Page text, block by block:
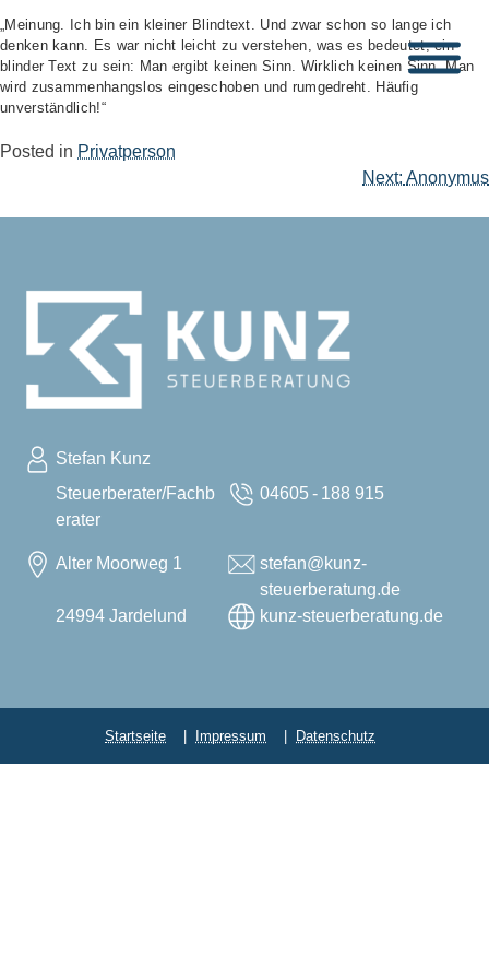
Skip
to
content
„Meinung. Ich bin ein kleiner Blindtext. Und zwar schon so lange ich
denken kann. Es war nicht leicht zu verstehen, was es bedeutet, ein
blinder Text zu sein: Man ergibt keinen Sinn. Wirklich keinen Sinn. Man
wird zusammenhangslos eingeschoben und rumgedreht. Häufig
unverständlich!“
Posted in Privatperson
Next: Anonymus
Stefan Kunz
Steuerberater/Fachb
erater
04605 - 188 915
Alter Moorweg 1
stefan@kunz-
steuerberatung.de
24994 Jardelund
kunz-steuerberatung.de
Startseite Impressum Datenschutz